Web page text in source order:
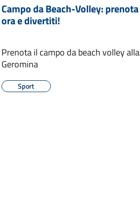
Campo da Beach-Volley: prenota
ora e divertiti!
Prenota il campo da beach volley alla
Geromina
Sport